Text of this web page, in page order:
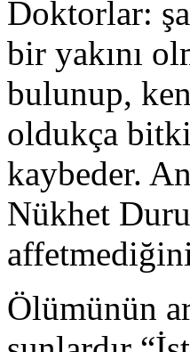
Doktorlar:
bir yakını
bulunup,
oldukça
kaybeder.
Nükhet
Ölümünün